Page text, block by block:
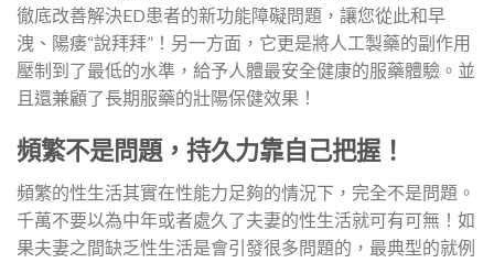
徹底改善解決ED患者的新功能障礙問題，讓您從此和早
洩、陽痿“說拜拜”！另一方面，它更是將人工製藥的副作用
壓制到了最低的水準，給予人體最安全健康的服藥體驗。並
且還兼顧了長期服藥的壯陽保健效果！
頻繁不是問題，持久力靠自己把握！
頻繁的性生活其實在性能力足夠的情況下，完全不是問題。
千萬不要以為中年或者處久了夫妻的性生活就可有可無！如
果夫妻之間缺乏性生活是會引發很多問題的，最典型的就例